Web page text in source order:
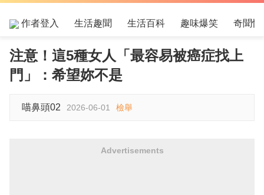
作者登入 生活趣聞 生活百科 趣味爆笑 奇聞怪
注意！這5種女人「最容易被癌症找上
門」：希望妳不是
喵鼻頭02 2026-06-01 檢舉
Advertisements